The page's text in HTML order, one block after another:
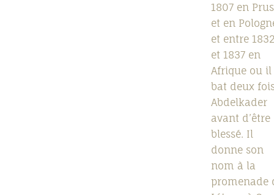
1807 en
et en
et entre
et 1837 en
Afrique ou il
bat deux
Abdelkader
avant d’être
blessé. Il
donne son
nom à la
promenade